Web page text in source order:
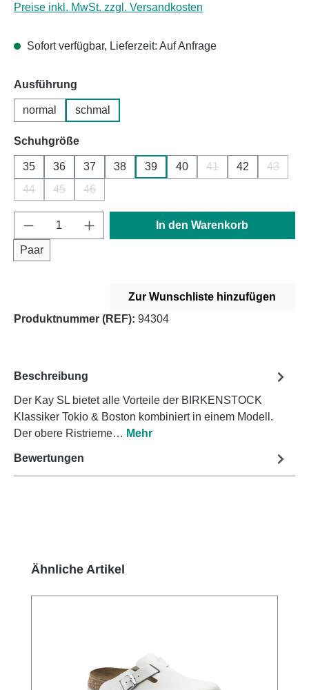
Preise inkl. MwSt. zzgl. Versandkosten
Sofort verfügbar, Lieferzeit: Auf Anfrage
Ausführung
normal schmal
Schuhgrößeauswählen
35 36 37 38 39 40 41 42 43
44
(Diese Option ist zurzeit nicht verfügbar.)
45
(Diese Option ist zurzeit nicht verfügbar.)
46
(Diese Option ist zurzeit nicht verfügbar.)
Produkt Anzahl: Gib den gewünschten
Paar
In den Warenkorb
Zur Wunschliste hinzufügen
Produktnummer (REF): 94304
Beschreibung
Der Kay SL bietet alle Vorteile der BIRKENSTOCK
Klassiker Tokio & Boston kombiniert in einem Modell.
Der obere Ristrieme… Mehr
Bewertungen
Produktgalerie überspringen
Ähnliche Artikel